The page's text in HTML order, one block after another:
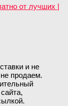
и не
продаем.